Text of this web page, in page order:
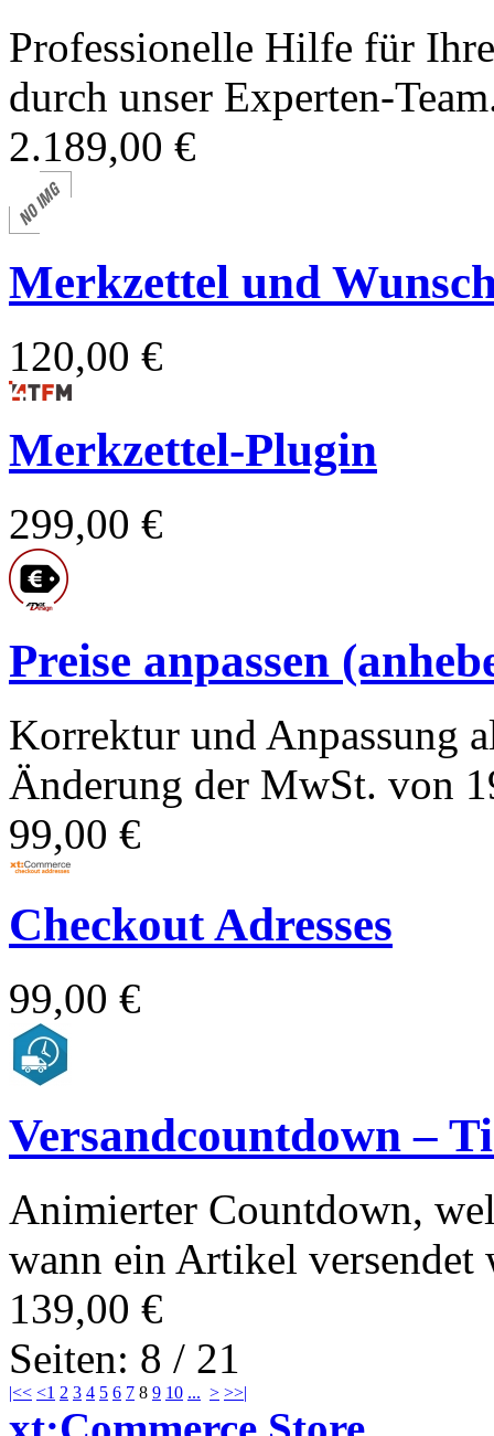
Professionelle Hilfe für
durch unser Experten-
2.189,00 €
Merkzettel und
120,00 €
Merkzettel-Plugin
299,00 €
Preise anpassen
Korrektur und Anpassung
Änderung der MwSt. von
99,00 €
Checkout Adresses
99,00 €
Versandcountdown –
Animierter Countdown,
wann ein Artikel versendet
139,00 €
Seiten: 8 / 21
|<< <1 2 3 4 5 6 7 8 9 10 ... > >>|